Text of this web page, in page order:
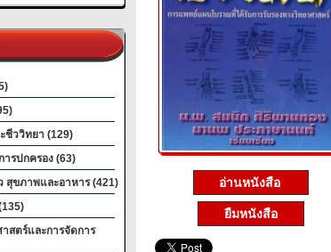
ชีววิทยา (129)
ารปกครอง (63)
สุขภาพและอาหาร (421)
าสตร์และการจัดการ
อ่านหนังสือ
ยืมหนังสือ